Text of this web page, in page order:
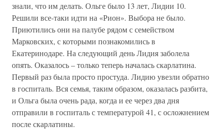
знали, что им делать. Ольге было 13 лет, Лидии 10.
Решили все-таки идти на «Рион». Выбора не было.
Приютились они на палубе рядом с семейством
Марковских, с которыми познакомились в
Екатеринодаре. На следующий день Лидия заболела
опять. Оказалось – только теперь началась скарлатина.
Первый раз была просто простуда. Лидию увезли обратно
в госпиталь. Вся семья, таким образом, оказалась разбита,
и Ольга была очень рада, когда и ее через два дня
отправили в госпиталь с температурой 41, с осложнением
после скарлатины.